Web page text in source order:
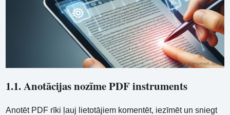
1.1. Anotācijas nozīme PDF instruments
Anotēt PDF rīki ļauj lietotājiem komentēt, iezīmēt un sniegt